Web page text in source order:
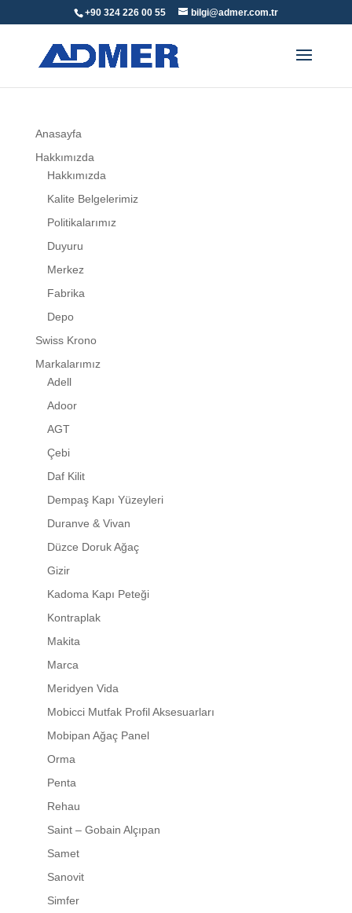
+90 324 226 00 55 bilgi@admer.com.tr
Anasayfa
Hakkımızda
Hakkımızda
Kalite Belgelerimiz
Politikalarımız
Duyuru
Merkez
Fabrika
Depo
Swiss Krono
Markalarımız
Adell
Adoor
AGT
Çebi
Daf Kilit
Dempaş Kapı Yüzeyleri
Duranve & Vivan
Düzce Doruk Ağaç
Gizir
Kadoma Kapı Peteği
Kontraplak
Makita
Marca
Meridyen Vida
Mobicci Mutfak Profil Aksesuarları
Mobipan Ağaç Panel
Orma
Penta
Rehau
Saint – Gobain Alçıpan
Samet
Sanovit
Simfer